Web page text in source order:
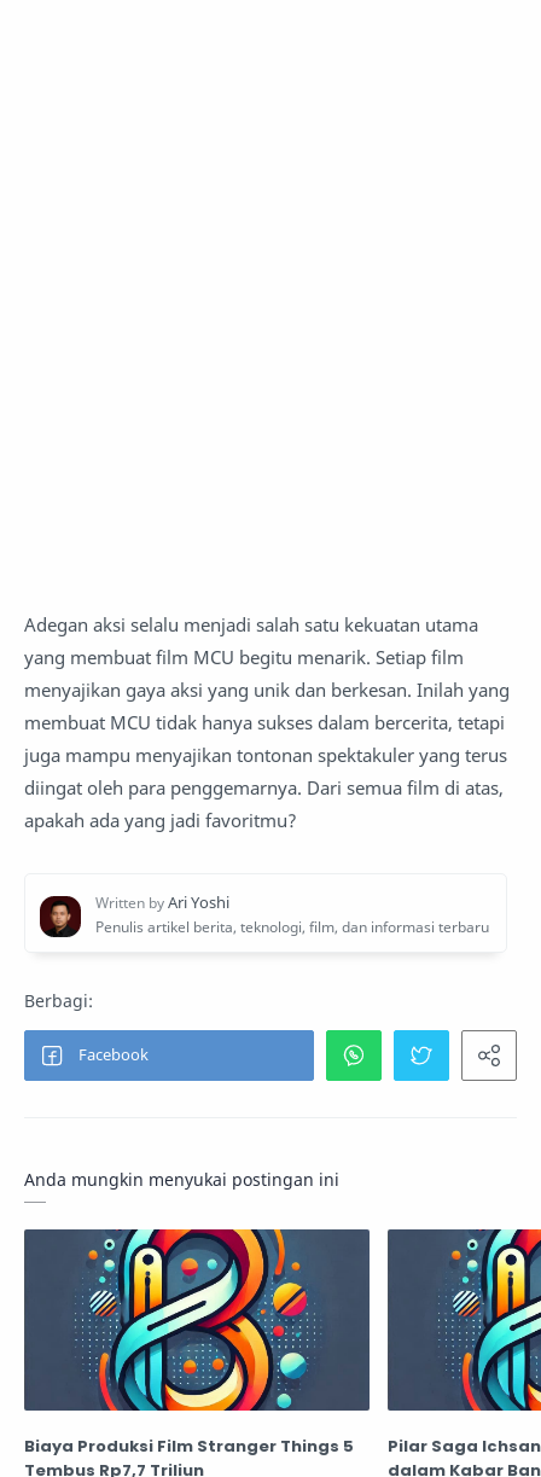
Adegan aksi selalu menjadi salah satu kekuatan utama
yang membuat film MCU begitu menarik. Setiap film
menyajikan gaya aksi yang unik dan berkesan. Inilah yang
membuat MCU tidak hanya sukses dalam bercerita, tetapi
juga mampu menyajikan tontonan spektakuler yang terus
diingat oleh para penggemarnya. Dari semua film di atas,
apakah ada yang jadi favoritmu?
Anda mungkin menyukai postingan ini
Biaya Produksi Film Stranger Things 5
Tembus Rp7,7 Triliun
Pilar Saga
dalam Kabar